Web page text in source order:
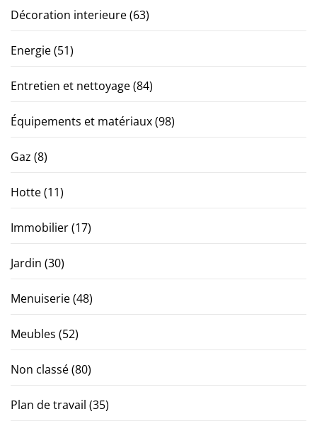
Décoration interieure(63)
Energie(51)
Entretien et nettoyage(84)
Équipements et matériaux(98)
Gaz (8)
Hotte(11)
Immobilier(17)
Jardin (30)
Menuiserie(48)
Meubles (52)
Non classé(80)
Plan de travail (35)